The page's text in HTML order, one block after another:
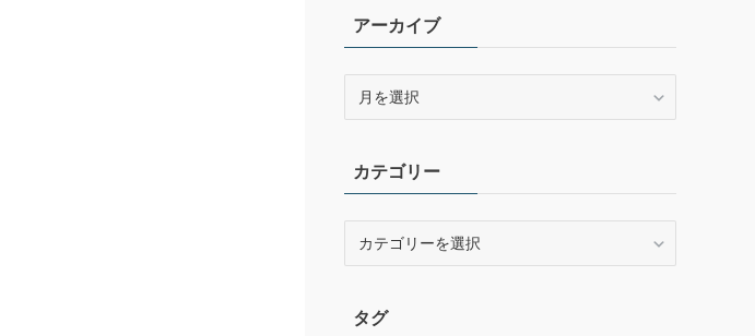
アーカイブ
ブカテゴリー
ータグ